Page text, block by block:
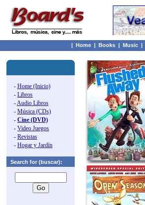
| Home | Books | Music |
- Home (Inicio)
- Libros
-Audio Libros
- Música (CDs)
- Cine (DVD)
- Video Juegos
- Revistas
- Hogar y Jardín
Search for (buscar):